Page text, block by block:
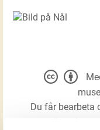
Du får bearbeta
även